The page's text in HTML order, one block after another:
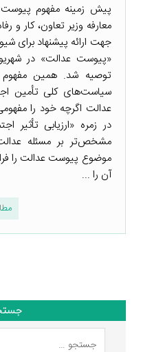
پیش زمینه مفهوم پیوست
معارفه وزیر تعاون، کار و
جهت ارائه پیشنهاد برای
توصیه شد. همین مفهوم
سیاست‌های کلی تأمین
عدالت اگرچه خود را
در زمره «ارزیابی تأثیر
مشخص‌تر بر مسئله
موضوع پیوست عدالت را
آن را ...